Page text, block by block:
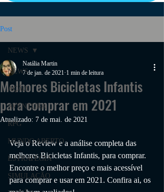
Post
NEWS
AÇÃO
AVENTURA
RPG
MUNDO ABERTO
ESTRATÉGIA
SIMULAÇÃO
NEWS
Melhores Bicicletas Infantis
para comprar em 2021
Natália Martin
7 de jan. de 2021 1 min de leitura
Atualizado: 7 de mai. de 2021
Veja o Review e a análise completa das
melhores Bicicletas Infantis, para comprar.
Encontre o melhor preço e mais acessível
para comprar e usar em 2021. Confira ai, os